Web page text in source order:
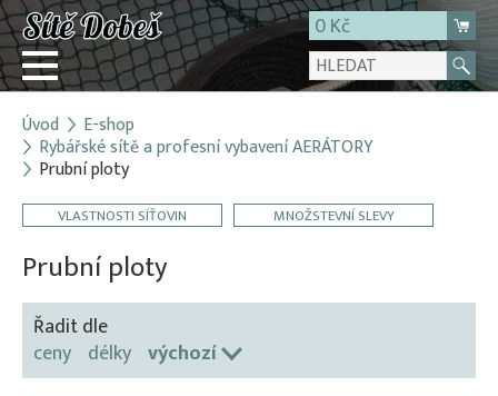
0 Kč
Přihlásit
Registrace
E-shop
O firmě
Kontakt
Úvod E-shop
Rybářské sítě a profesní vybavení AERÁTORY
Prubní ploty
VLASTNOSTI SÍŤOVIN MNOŽSTEVNÍ SLEVY
Prubní ploty
Řadit dle
ceny délky výchozí